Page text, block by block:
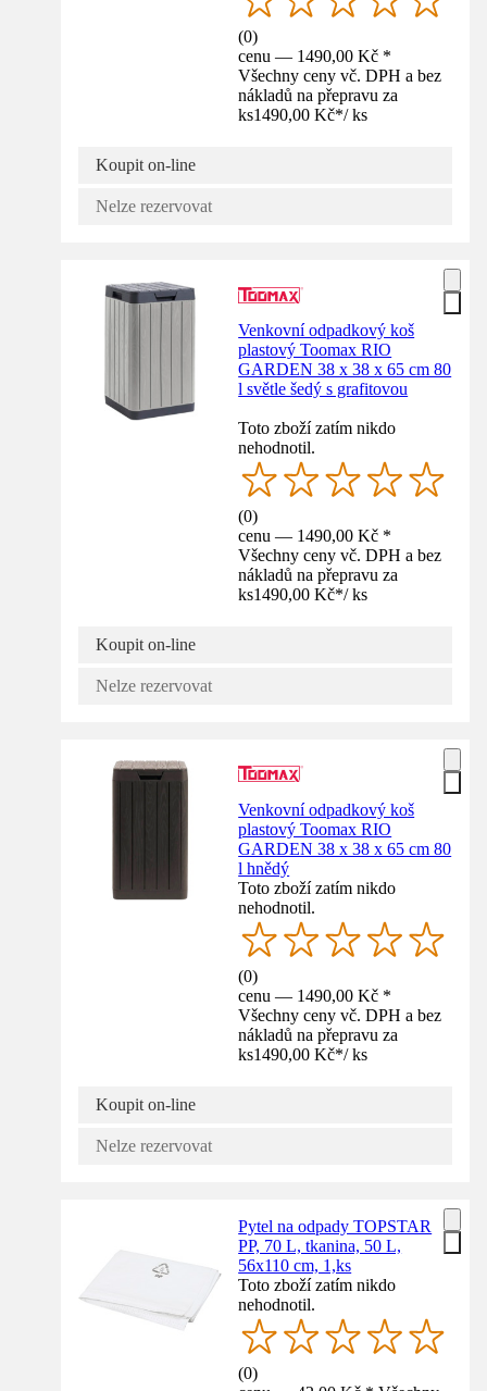
(0)
cenu — 1490,00 Kč *
Všechny ceny vč. DPH a bez
nákladů na přepravu za
ks1490,00 Kč*/ ks
Koupit on-line
Nelze rezervovat
Venkovní odpadkový koš
plastový Toomax RIO
GARDEN 38 x 38 x 65 cm 80
l světle šedý s grafitovou
Toto zboží zatím nikdo
nehodnotil.
(0)
cenu — 1490,00 Kč *
Všechny ceny vč. DPH a bez
nákladů na přepravu za
ks1490,00 Kč*/ ks
Koupit on-line
Nelze rezervovat
Venkovní odpadkový koš
plastový Toomax RIO
GARDEN 38 x 38 x 65 cm 80
l hnědý
Toto zboží zatím nikdo
nehodnotil.
(0)
cenu — 1490,00 Kč *
Všechny ceny vč. DPH a bez
nákladů na přepravu za
ks1490,00 Kč*/ ks
Koupit on-line
Nelze rezervovat
Pytel na odpady TOPSTAR
PP, 70 L, tkanina, 50 L,
56x110 cm, 1,ks
Toto zboží zatím nikdo
nehodnotil.
(0)